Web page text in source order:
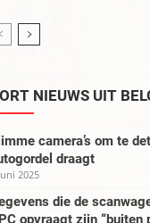
NIEUWS UIT
camera’s om te
draagt
2025
die de